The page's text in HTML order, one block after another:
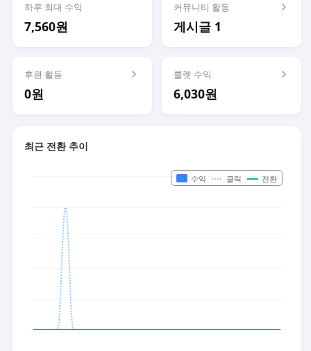
하루 최대 수익
7,560원
커뮤니티 활동
게시글 1
후원 활동
0원
룰렛 수익
6,030원
최근 전환 추이